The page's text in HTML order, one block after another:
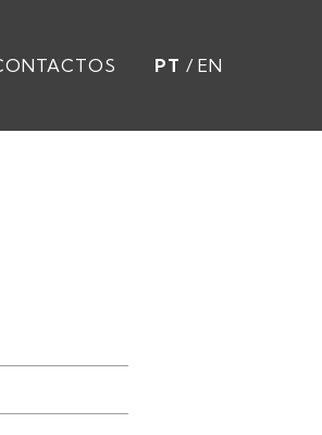
PT /EN